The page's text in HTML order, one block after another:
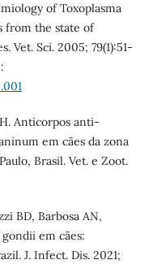
of Toxoplasma
from the state of
Vet. Sci. 2005; 79(1):51-
Anticorpos anti-
em cães da zona
Brasil. Vet. e Zoot.
BD, Barbosa AN,
em cães:
J. Infect. Dis. 2021;